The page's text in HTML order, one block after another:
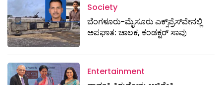
Society
ಬೆಂಗಳೂರು-ಮೈಸೂರು ಎಕ್ಸ್​ಪ್ರೆಸ್‌ವೇನಲ್ಲಿ
ಅಪಘಾತ: ಚಾಲಕ, ಕಂಡಕ್ಟರ್ ಸಾವು
Entertainment